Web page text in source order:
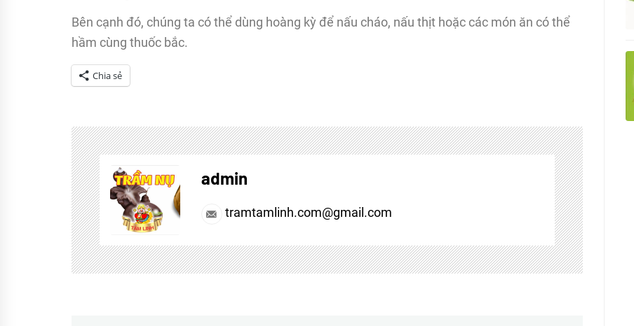
Bên cạnh đó, chúng ta có thể dùng hoàng kỳ để nấu cháo, nấu thịt hoặc các món ăn có thể
hầm cùng thuốc bắc.
Chia sẻ
Bài
Thuốc
Quý
admin
tramtamlinh.com@gmail.com